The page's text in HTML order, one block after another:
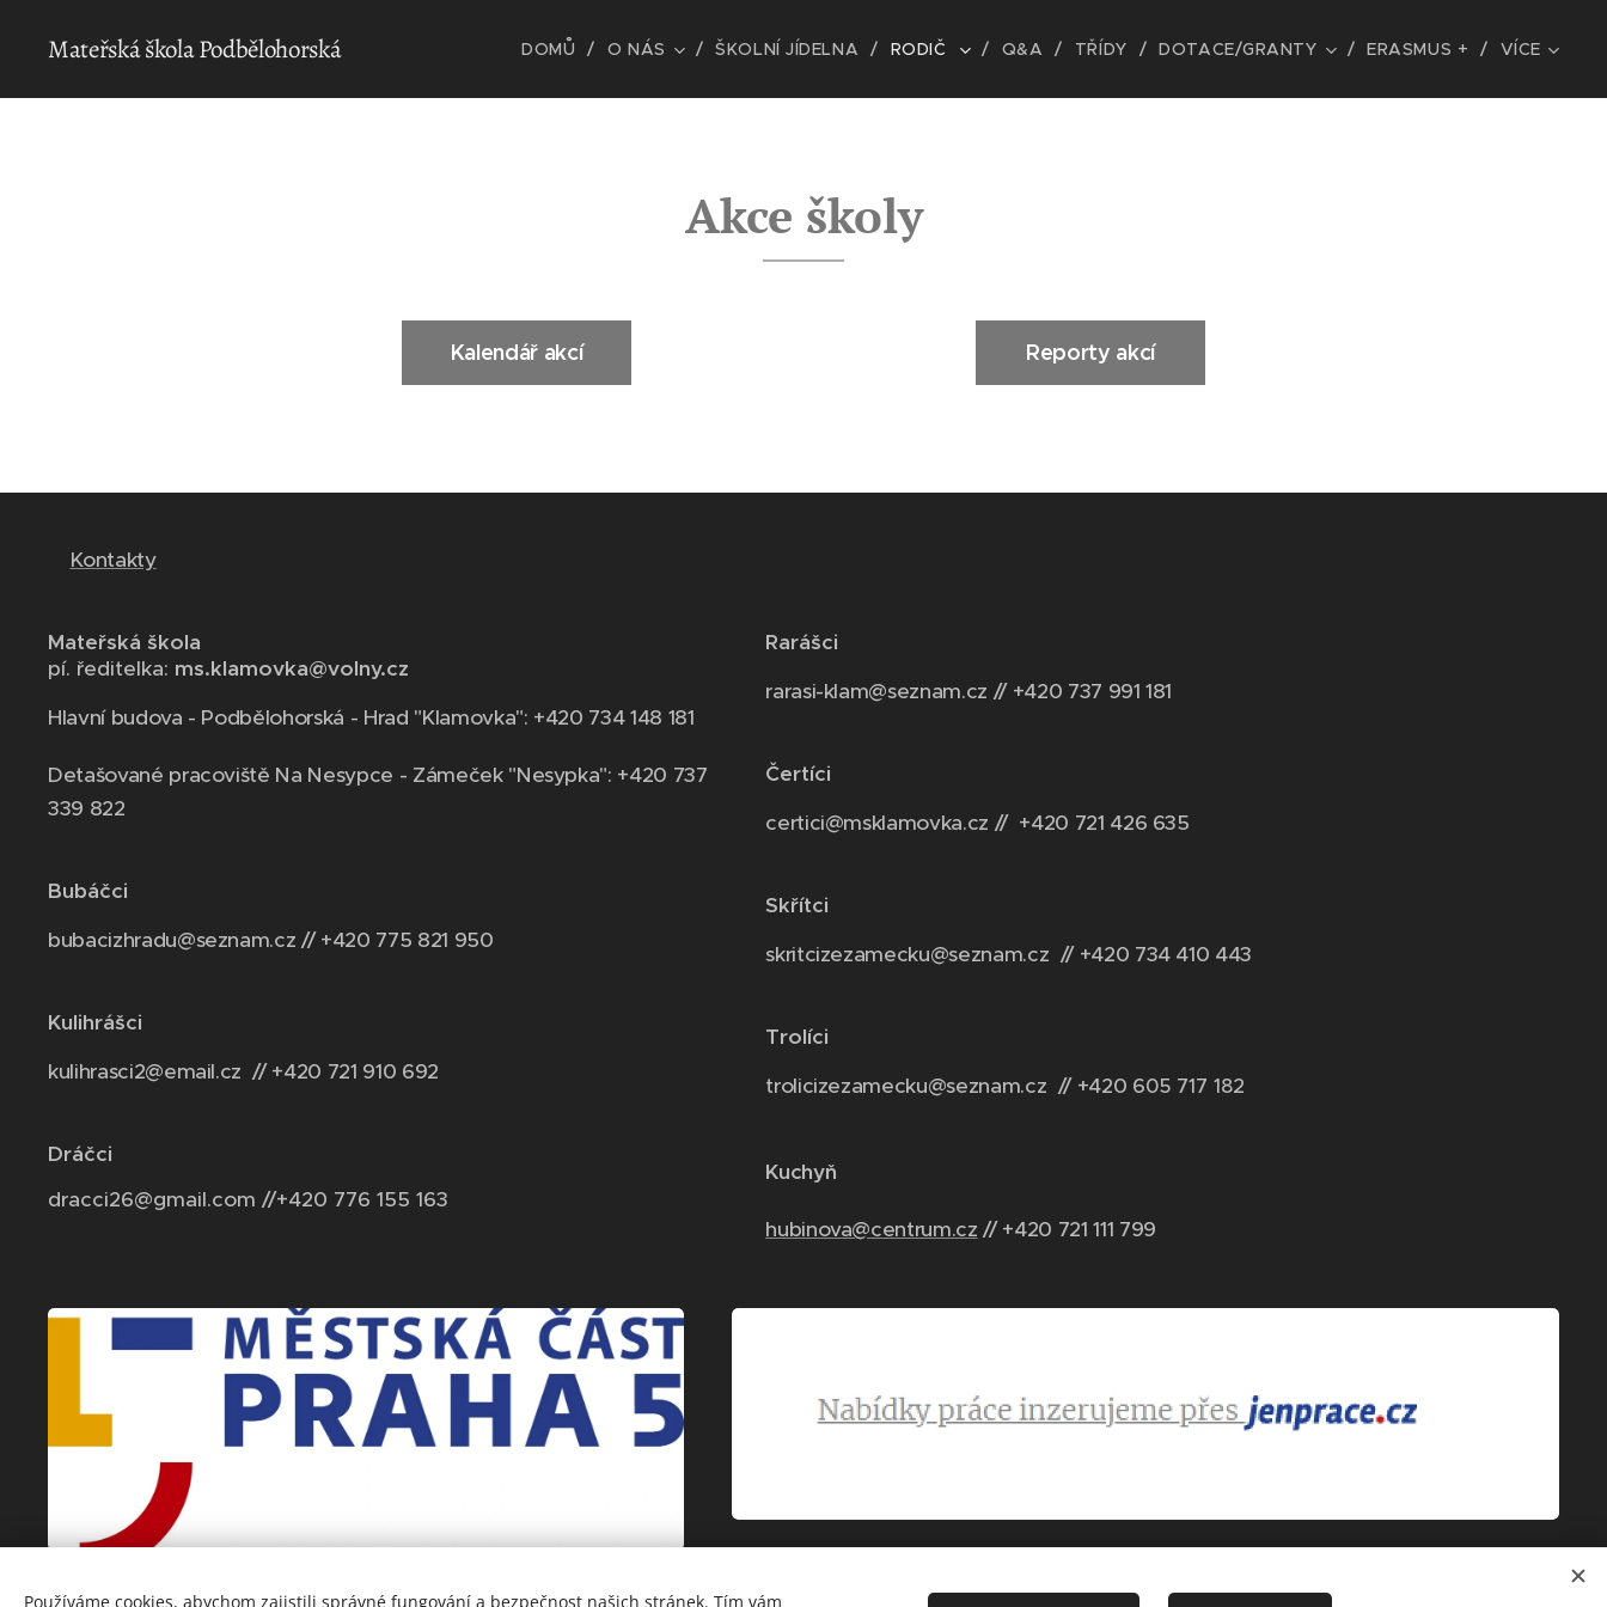
Mateřská škola Podbělohorská DOMŮ O NÁS ŠKOLNÍ JÍDELNA RODIČ Q&A TŘÍDY DOTACE/GRANTY ERASMUS + VÍCE
Akce školy
Kalendář akcí Reporty akcí
Kontakty
Mateřská škola
pí. ředitelka: ms.klamovka@volny.cz
Hlavní budova - Podbělohorská - Hrad "Klamovka": +420 734 148 181
Detašované pracoviště Na Nesypce - Zámeček "Nesypka": +420 737
339 822
Bubáčci
bubacizhradu@seznam.cz // +420 775 821 950
Kulihrášci
kulihrasci2@email.cz // +420 721 910 692
Dráčci
dracci26@gmail.com //+420 776 155 163
Rarášci
rarasi-klam@seznam.cz // +420 737 991 181
Čertíci
certici@msklamovka.cz // +420 721 426 635
Skřítci
skritcizezamecku@seznam.cz // +420 734 410 443
Trolíci
trolicizezamecku@seznam.cz // +420 605 717 182
Kuchyň
hubinova@centrum.cz // +420 721 111 799
Používáme cookies, abychom zajistili správné fungování a bezpečnost našich stránek. Tím vám